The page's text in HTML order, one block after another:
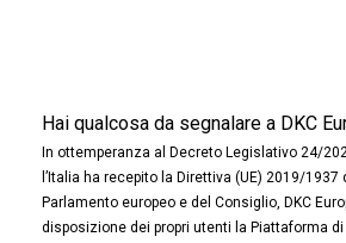
Hai qualcosa da segnalare a DKC
In ottemperanza al Decreto Legislativo 24/
l’Italia ha recepito la Direttiva (UE) 2019/1937
Parlamento europeo e del Consiglio, DKC
disposizione dei propri utenti la Piattaforma di